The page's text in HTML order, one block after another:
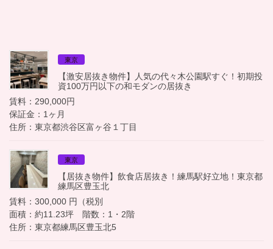
東京
【激安居抜き物件】人気の代々木公園駅すぐ！初期投
資100万円以下の和モダンの居抜き
賃料：290,000円
保証金：1ヶ月
住所：東京都渋谷区富ヶ谷１丁目
東京
【居抜き物件】飲食店居抜き！練馬駅好立地！東京都
練馬区豊玉北
賃料：300,000 円（税別
面積：約11.23坪 階数：1・2階
住所：東京都練馬区豊玉北5